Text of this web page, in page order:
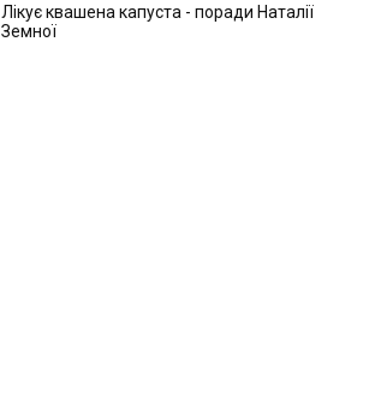
Лікує квашена капуста - поради Наталії
Земної